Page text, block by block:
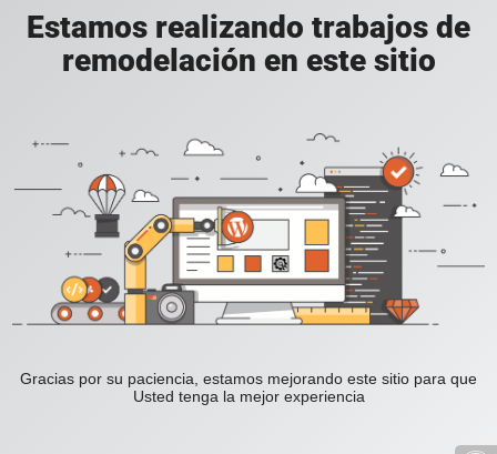
Estamos realizando trabajos de
remodelación en este sitio
Gracias por su paciencia, estamos mejorando este sitio para que
Usted tenga la mejor experiencia